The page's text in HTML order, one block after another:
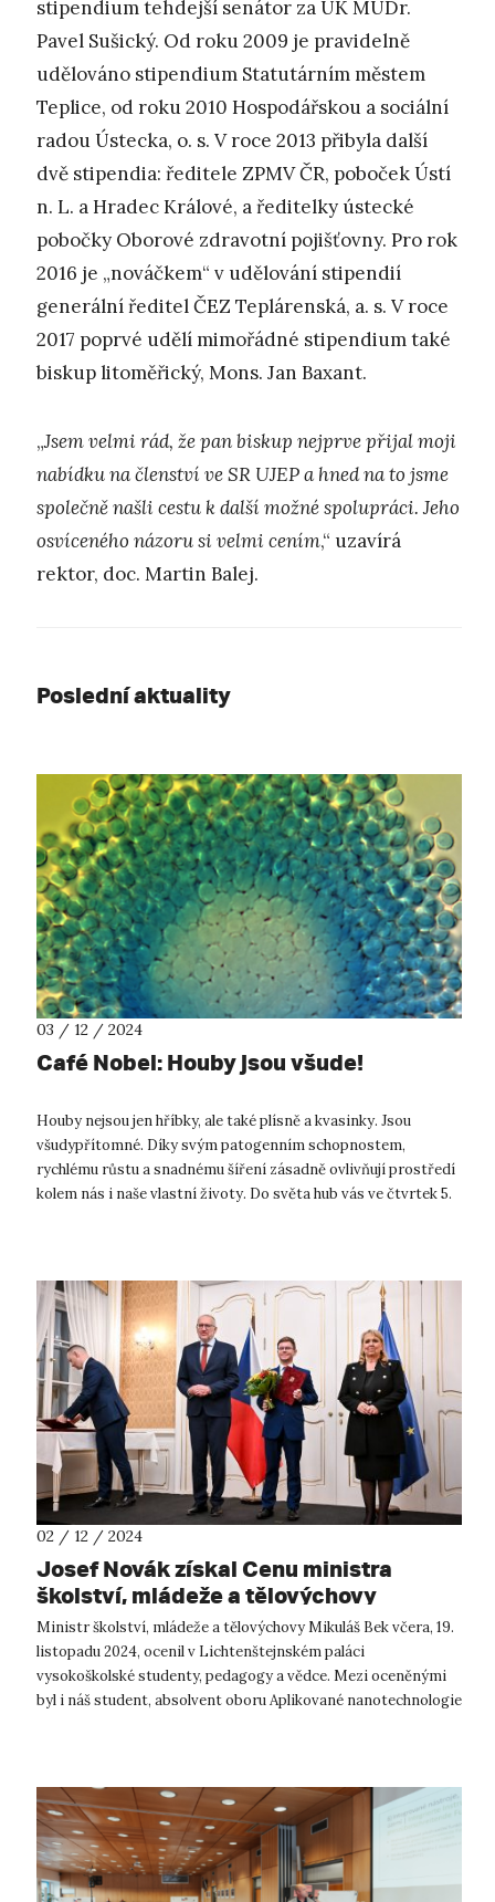
stipendium tehdejší senátor za ÚK MUDr.
Pavel Sušický. Od roku 2009 je pravidelně
udělováno stipendium Statutárním městem
Teplice, od roku 2010 Hospodářskou a sociální
radou Ústecka, o. s. V roce 2013 přibyla další
dvě stipendia: ředitele ZPMV ČR, poboček Ústí
n. L. a Hradec Králové, a ředitelky ústecké
pobočky Oborové zdravotní pojišťovny. Pro rok
2016 je „nováčkem“ v udělování stipendií
generální ředitel ČEZ Teplárenská, a. s. V roce
2017 poprvé udělí mimořádné stipendium také
biskup litoměřický, Mons. Jan Baxant.
„Jsem velmi rád, že pan biskup nejprve přijal moji
nabídku na členství ve SR UJEP a hned na to jsme
společně našli cestu k další možné spolupráci. Jeho
osvíceného názoru si velmi cením,“ uzavírá
rektor, doc. Martin Balej.
Poslední aktuality
03 / 12 / 2024
Café Nobel: Houby jsou všude!
Houby nejsou jen hříbky, ale také plísně a kvasinky. Jsou
všudypřítomné. Díky svým patogenním schopnostem,
rychlému růstu a snadnému šíření zásadně ovlivňují prostředí
kolem nás i naše vlastní životy. Do světa hub vás ve čtvrtek 5.
02 / 12 / 2024
Josef Novák získal Cenu ministra
školství, mládeže a tělovýchovy
Ministr školství, mládeže a tělovýchovy Mikuláš Bek včera, 19.
listopadu 2024, ocenil v Lichtenštejnském paláci
vysokoškolské studenty, pedagogy a vědce. Mezi oceněnými
byl i náš student, absolvent oboru Aplikované nanotechnologie